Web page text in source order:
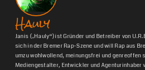
Hauly
Janis („Hauly“) ist Gründer und Betreiber von
sich in der Bremer Rap-Szene und will Rap aus
umzu wohlwollend, meinungsfrei und genreoffen
Mediengestalter, Entwickler und Agenturinhaber